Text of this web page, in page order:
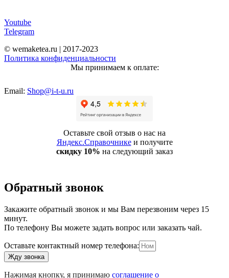
Youtube
Telegram
© wemaketea.ru | 2017-2023
Политика конфиденциальности
Мы принимаем к оплате:
Email: Shop@i-t-u.ru
Оставьте свой отзыв о нас на
Яндекс.Справочникеи получите
скидку 10% на следующий заказ
Обратный звонок
Закажите обратный звонок и мы Вам перезвоним через 15
минут.
По телефону Вы можете задать вопрос или заказать чай.
Оставьте контактный номер телефона:
Жду звонка
Нажимая кнопку, я принимаю соглашение о